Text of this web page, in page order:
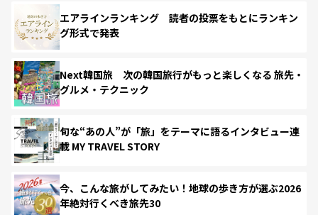
エアラインランキング 読者の投票をもとにランキン
グ形式で発表
Next韓国旅 次の韓国旅行がもっと楽しくなる 旅先・
グルメ・テクニック
旬な“あの人”が「旅」をテーマに語るインタビュー連
載 MY TRAVEL STORY
今、こんな旅がしてみたい！地球の歩き方が選ぶ2026
年絶対行くべき旅先30